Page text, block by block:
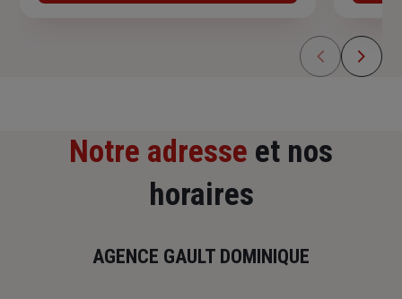
Notre adresse et nos
horaires
AGENCE GAULT DOMINIQUE